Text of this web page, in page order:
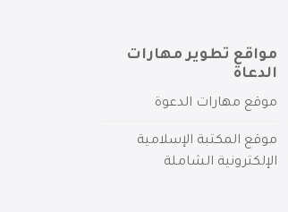
مواقع تطوير مهارات
الدعاة
موقع مهارات الدعوة
موقع المكتبة الإسلامية
الإلكترونية الشاملة